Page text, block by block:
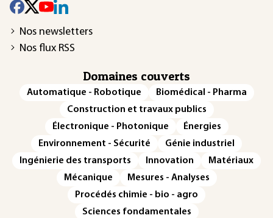
Nos newsletters
Nos flux RSS
Domaines couverts
Automatique - Robotique
Biomédical - Pharma
Construction et travaux publics
Électronique - Photonique
Énergies
Environnement - Sécurité
Génie industriel
Ingénierie des transports
Innovation
Matériaux
Mécanique
Mesures - Analyses
Procédés chimie - bio - agro
Sciences fondamentales